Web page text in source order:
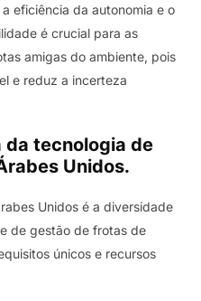
eficiência da autonomia e o
é crucial para as
amigas do ambiente, pois
e reduz a incerteza
da tecnologia de
Unidos.
Unidos é a diversidade
de gestão de frotas de
únicos e recursos